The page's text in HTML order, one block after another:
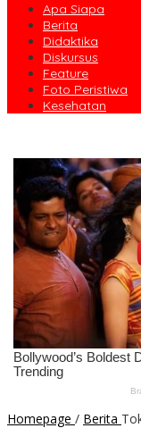
Apa Siapa
Berita
Didaktika
Diskursus
Feature
Foto Peristiwa
Kesehatan
Homepage / Berita